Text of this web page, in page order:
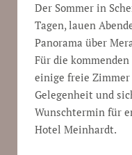
Der Sommer in
Tagen, lauen
Panorama über
Für die
einige freie Zimmer
Gelegenheit und
Wunschtermin für
Hotel Meinhardt.